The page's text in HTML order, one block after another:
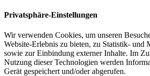
Privatsphäre-Einstellungen
Wir verwenden Cookies, um unseren
Website-Erlebnis zu bieten, zu Statistik- und
sowie zur Einbindung externer Inhalte. Im
Nutzung dieser Technologien werden
Gerät gespeichert und/oder abgerufen.